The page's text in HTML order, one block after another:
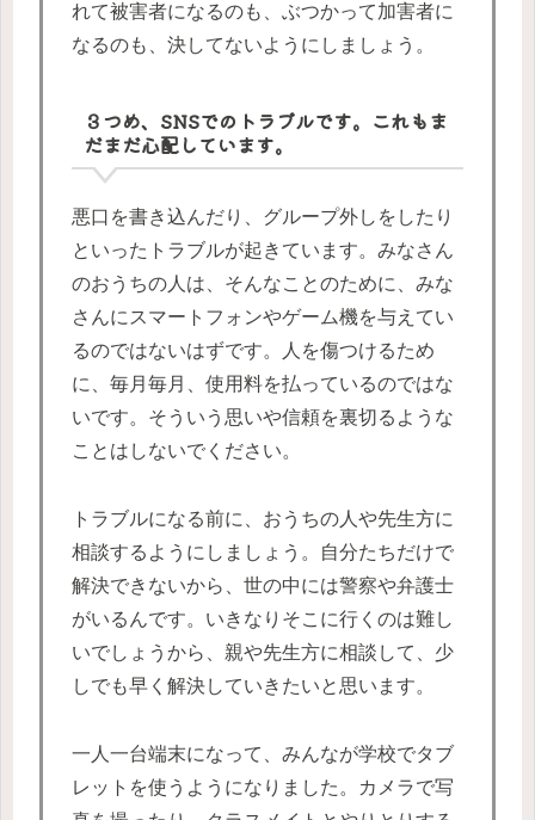
れて被害者になるのも、ぶつかって加害者に
なるのも、決してないようにしましょう。
３つめ、SNSでのトラブルです。これもま
だまだ心配しています。
悪口を書き込んだり、グループ外しをしたり
といったトラブルが起きています。みなさん
のおうちの人は、そんなことのために、みな
さんにスマートフォンやゲーム機を与えてい
るのではないはずです。人を傷つけるため
に、毎月毎月、使用料を払っているのではな
いです。そういう思いや信頼を裏切るような
ことはしないでください。
トラブルになる前に、おうちの人や先生方に
相談するようにしましょう。自分たちだけで
解決できないから、世の中には警察や弁護士
がいるんです。いきなりそこに行くのは難し
いでしょうから、親や先生方に相談して、少
しでも早く解決していきたいと思います。
一人一台端末になって、みんなが学校でタブ
レットを使うようになりました。カメラで写